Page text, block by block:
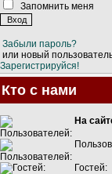
Запомнить меня
Забыли пароль?
или новый
Зарегистрируйся!
Кто с нами
На
Гостей: